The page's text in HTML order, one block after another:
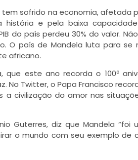
sofrido na economia, afetada
e pela baixa
do país perdeu 30% do valor.
O país de Mandela luta para se
africano.
que este ano recorda o 100º
No Twitter, o Papa Francisco
a civilização do amor nas
Guterres, diz que Mandela “foi
o mundo com seu exemplo de